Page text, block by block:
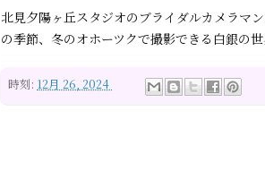
北見夕陽ヶ丘スタジオのブライダルカメラマ
の季節、冬のオホーツクで撮影できる白銀の世
時刻: 12月 26, 2024